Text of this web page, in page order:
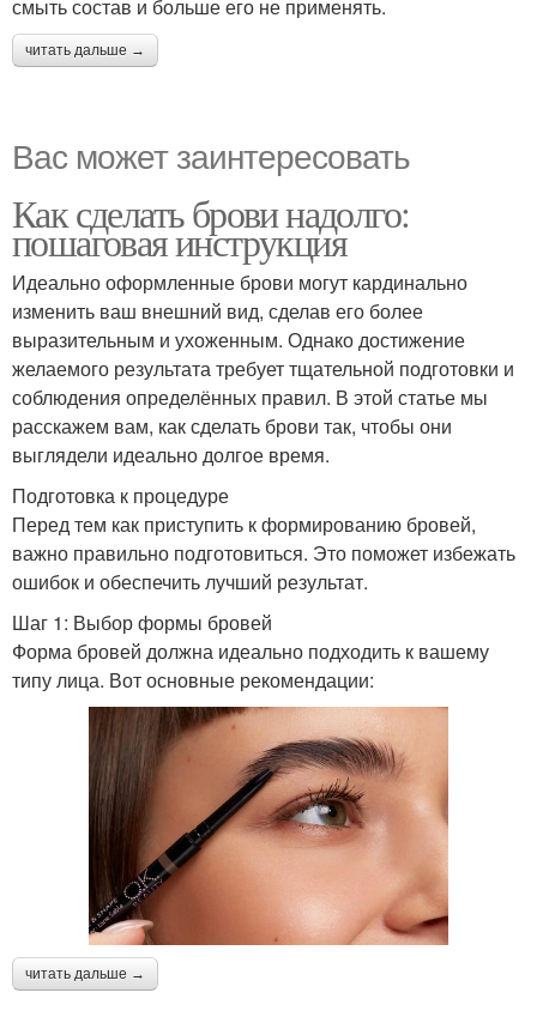
смыть состав и больше его не применять.
читать дальше →
Вас может заинтересовать
Как сделать брови надолго:
пошаговая инструкция
Идеально оформленные брови могут кардинально
изменить ваш внешний вид, сделав его более
выразительным и ухоженным. Однако достижение
желаемого результата требует тщательной подготовки и
соблюдения определённых правил. В этой статье мы
расскажем вам, как сделать брови так, чтобы они
выглядели идеально долгое время.
Подготовка к процедуре
Перед тем как приступить к формированию бровей,
важно правильно подготовиться. Это поможет избежать
ошибок и обеспечить лучший результат.
Шаг 1: Выбор формы бровей
Форма бровей должна идеально подходить к вашему
типу лица. Вот основные рекомендации:
читать дальше →